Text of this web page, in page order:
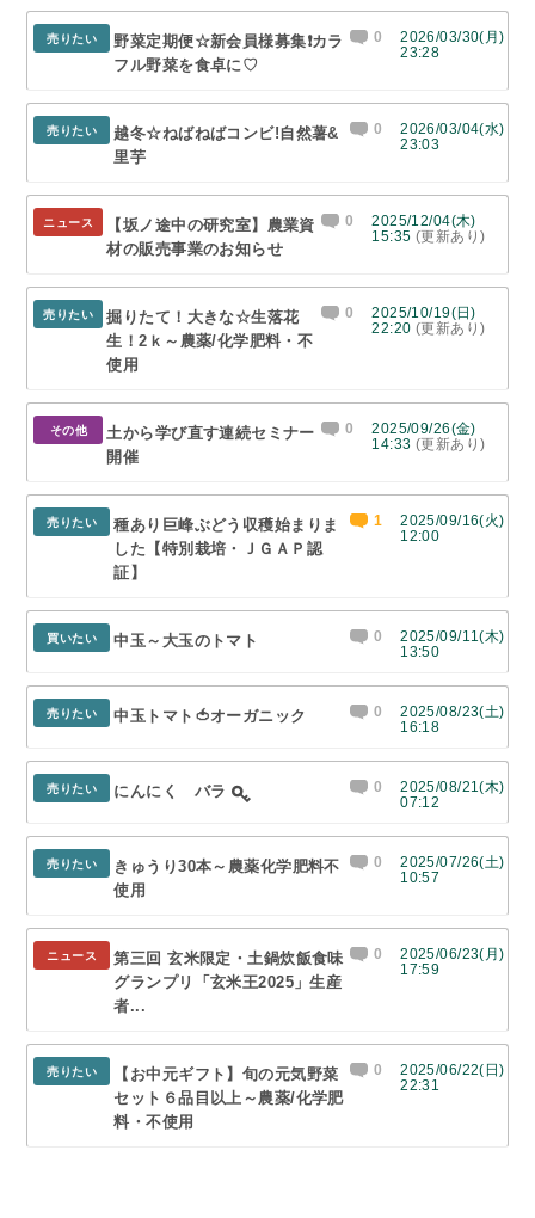
売りたい
野菜定期便☆新会員様募集❗カラ
フル野菜を食卓に♡
0
2026/03/30(月)
23:28
売りたい
越冬☆ねばねばコンビ!自然薯&
里芋
0
2026/03/04(水)
23:03
ニュース
【坂ノ途中の研究室】農業資
材の販売事業のお知らせ
0
2025/12/04(木)
15:35 (更新あり)
売りたい
掘りたて！大きな☆生落花
生！2ｋ～農薬/化学肥料・不
使用
0
2025/10/19(日)
22:20 (更新あり)
その他
土から学び直す連続セミナー
開催
0
2025/09/26(金)
14:33 (更新あり)
売りたい
種あり巨峰ぶどう収穫始まりま
した【特別栽培・ＪＧＡＰ認
証】
1
2025/09/16(火)
12:00
買いたい 中玉～大玉のトマト 0
2025/09/11(木)
13:50
売りたい 中玉トマト🍅オーガニック 0
2025/08/23(土)
16:18
売りたい にんにく バラ 0
2025/08/21(木)
07:12
売りたい
きゅうり30本～農薬化学肥料不
使用
0
2025/07/26(土)
10:57
ニュース
第三回 玄米限定・土鍋炊飯食味
グランプリ「玄米王2025」生産
者...
0
2025/06/23(月)
17:59
売りたい
【お中元ギフト】旬の元気野菜
セット６品目以上～農薬/化学肥
料・不使用
0
2025/06/22(日)
22:31